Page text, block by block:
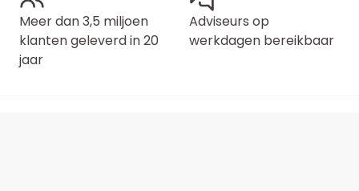
Meer dan 3,5 miljoen
klanten geleverd in 20
jaar
Adviseurs op
werkdagen bereikbaar